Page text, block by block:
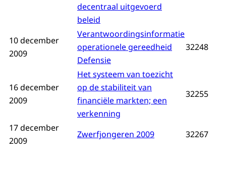
decentraal uitgevoerd
beleid
10 december
2009
Verantwoordingsinformatie
operationele gereedheid
Defensie
32248
16 december
2009
Het systeem van toezicht
op de stabiliteit van
financiële markten; een
verkenning
32255
17 december
2009
Zwerfjongeren 2009 32267